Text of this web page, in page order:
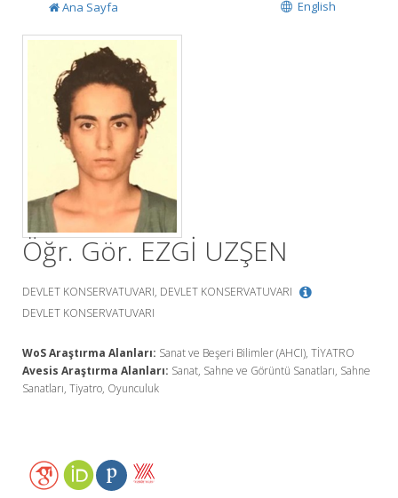
English
Ana Sayfa
Öğr. Gör. EZGİ UZŞEN
DEVLET KONSERVATUVARI, DEVLET KONSERVATUVARI
DEVLET KONSERVATUVARI
WoS Araştırma Alanları: Sanat ve Beşeri Bilimler (AHCI), TİYATRO
Avesis Araştırma Alanları: Sanat, Sahne ve Görüntü Sanatları, Sahne
Sanatları, Tiyatro, Oyunculuk